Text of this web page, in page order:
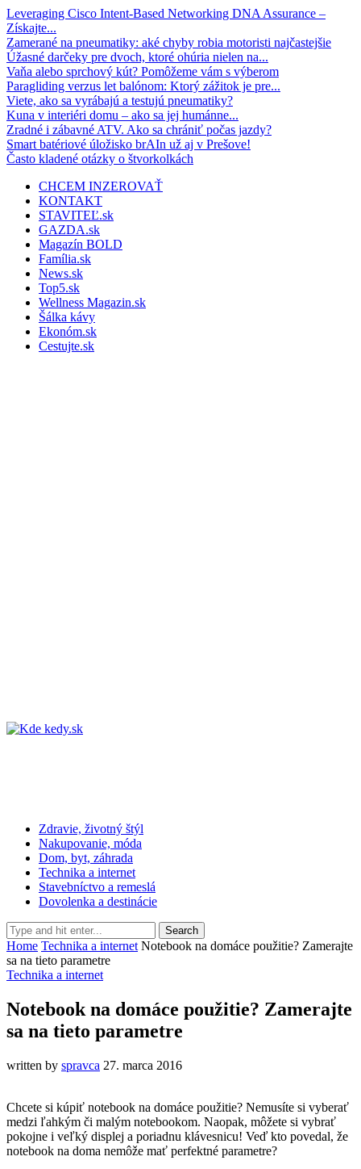
Leveraging Cisco Intent-Based Networking DNA Assurance –
Získajte...
Zamerané na pneumatiky: aké chyby robia motoristi najčastejšie
Úžasné darčeky pre dvoch, ktoré ohúria nielen na...
Vaňa alebo sprchový kút? Pomôžeme vám s výberom
Paragliding verzus let balónom: Ktorý zážitok je pre...
Viete, ako sa vyrábajú a testujú pneumatiky?
Kuna v interiéri domu – ako sa jej humánne...
Zradné i zábavné ATV. Ako sa chrániť počas jazdy?
Smart batériové úložisko brAIn už aj v Prešove!
Často kladené otázky o štvorkolkách
CHCEM INZEROVAŤ
KONTAKT
STAVITEĽ.sk
GAZDA.sk
Magazín BOLD
Família.sk
News.sk
Top5.sk
Wellness Magazin.sk
Šálka kávy
Ekonóm.sk
Cestujte.sk
Zdravie, životný štýl
Nakupovanie, móda
Dom, byt, záhrada
Technika a internet
Stavebníctvo a remeslá
Dovolenka a destinácie
Home Technika a internet Notebook na domáce použitie? Zamerajte
sa na tieto parametre
Technika a internet
Notebook na domáce použitie? Zamerajte
sa na tieto parametre
written by spravca 27. marca 2016
Chcete si kúpiť notebook na domáce použitie? Nemusíte si vyberať
medzi ľahkým či malým notebookom. Naopak, môžete si vybrať
pokojne i veľký displej a poriadnu klávesnicu! Veď kto povedal, že
notebook na doma nemôže mať perfektné parametre?